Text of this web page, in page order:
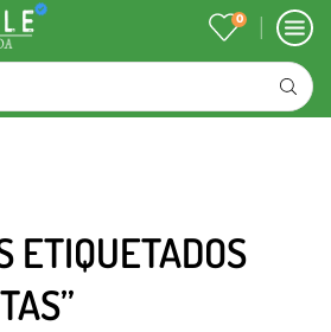
0
ETIQUETADOS